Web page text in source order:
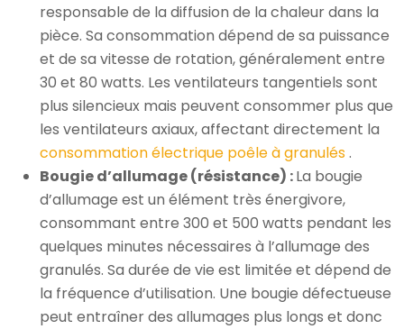
responsable de la diffusion de la chaleur dans la
pièce. Sa consommation dépend de sa puissance
et de sa vitesse de rotation, généralement entre
30 et 80 watts. Les ventilateurs tangentiels sont
plus silencieux mais peuvent consommer plus que
les ventilateurs axiaux, affectant directement la
consommation électrique poêle à granulés.
Bougie d’allumage (résistance) :La bougie
d’allumage est un élément très énergivore,
consommant entre 300 et 500 watts pendant les
quelques minutes nécessaires à l’allumage des
granulés. Sa durée de vie est limitée et dépend de
la fréquence d’utilisation. Une bougie défectueuse
peut entraîner des allumages plus longs et donc